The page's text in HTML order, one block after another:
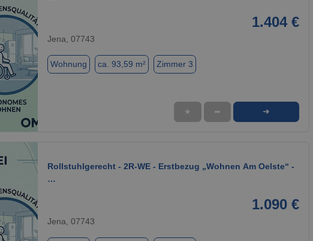
1 / 30
1.404 €
Jena, 07743
Wohnung ca. 93,59 m² Zimmer 3
★ ➦ ➜
Rollstuhlgerecht - 2R-WE - Erstbezug „Wohnen Am Oelste“ -
…
1.090 €
Jena, 07743